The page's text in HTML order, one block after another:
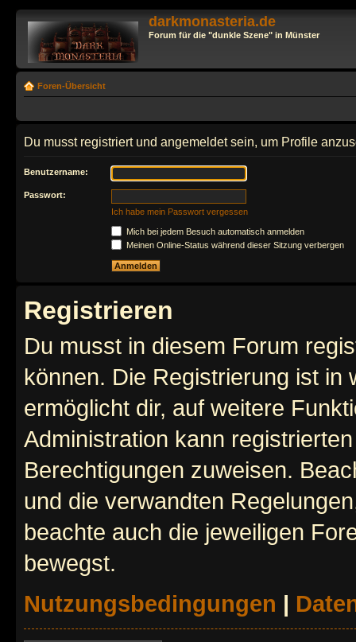
darkmonasteria.de
Forum für die "dunkle Szene" in Münster
Foren-Übersicht
Du musst registriert und angemeldet sein, um Profile
Benutzername:
Passwort:
Ich habe mein Passwort vergessen
Mich bei jedem Besuch automatisch anmelden
Meinen Online-Status während dieser Sitzung verbergen
Registrieren
Du musst in diesem Forum
können. Die Registrierung ist in
ermöglicht dir, auf weitere
Administration kann
Berechtigungen zuweisen.
und die verwandten
beachte auch die jeweiligen
bewegst.
Nutzungsbedingungen |